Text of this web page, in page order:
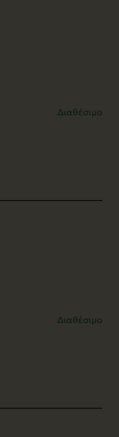
Διαθέσιμο
Διαθέσιμο